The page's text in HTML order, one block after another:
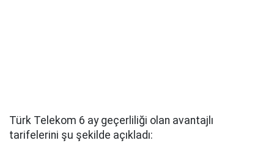
Türk Telekom 6 ay geçerliliği olan avantajlı
tarifelerini şu şekilde açıkladı: